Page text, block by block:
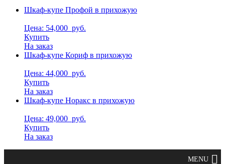
Шкаф-купе Профой в прихожую
Цена: 54,000 руб.
Купить
На заказ
Шкаф-купе Кориф в прихожую
Цена: 44,000 руб.
Купить
На заказ
Шкаф-купе Норакс в прихожую
Цена: 49,000 руб.
Купить
На заказ